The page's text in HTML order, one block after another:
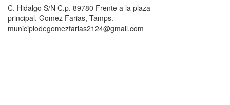
C. Hidalgo S/N C.p. 89780 Frente a la plaza
principal, Gomez Farias, Tamps.
municipiodegomezfarias2124@gmail.com